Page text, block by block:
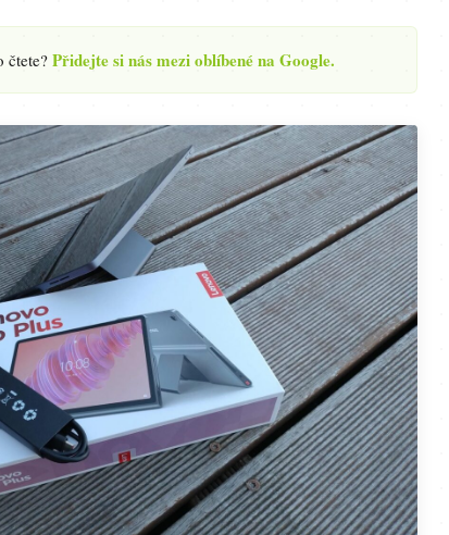
čtete?Přidejte si nás mezi oblíbené na Google.